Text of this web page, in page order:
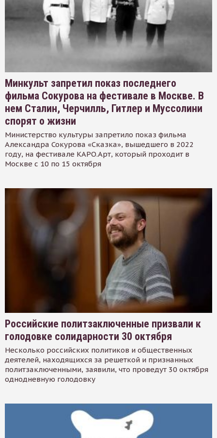
Минкульт запретил показ последнего
фильма Сокурова на фестивале в Москве. В
нем Сталин, Черчилль, Гитлер и Муссолини
спорят о жизни
Министерство культуры запретило показ фильма
Александра Сокурова «Сказка», вышедшего в 2022
году, на фестивале КАРО.Арт, который проходит в
Москве с 10 по 15 октября
Российские политзаключенные призвали к
голодовке солидарности 30 октября
Несколько российских политиков и общественных
деятелей, находящихся за решеткой и признанных
политзаключенными, заявили, что проведут 30 октября
однодневную голодовку